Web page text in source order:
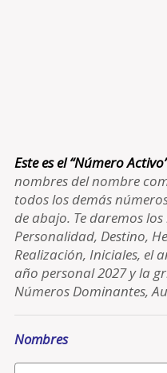
Este es el “Número
nombres del nombre
todos los demás
de abajo. Te daremos
Personalidad, Destino,
Realización, Iniciales, el
año personal 2027 y la
Números Dominantes,
Nombres